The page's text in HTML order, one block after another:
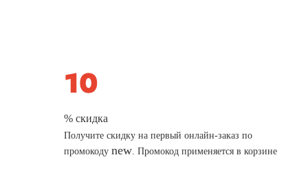
% скидка
Получите скидку на первый онлайн-заказ по
промокодуnew. Промокод применяется в корзине